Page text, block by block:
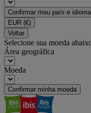
Confirmar meu país e idioma
EUR (€)
Voltar
Selecione sua moeda
Área geográfica
Moeda
Confirmar minha moeda